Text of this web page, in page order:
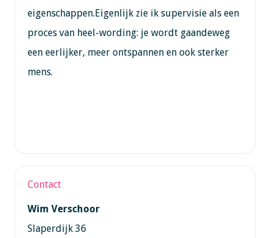
eigenschappen.Eigenlijk zie ik supervisie als een
proces van heel-wording: je wordt gaandeweg
een eerlijker, meer ontspannen en ook sterker
mens.
Contact
Wim Verschoor
Slaperdijk 36